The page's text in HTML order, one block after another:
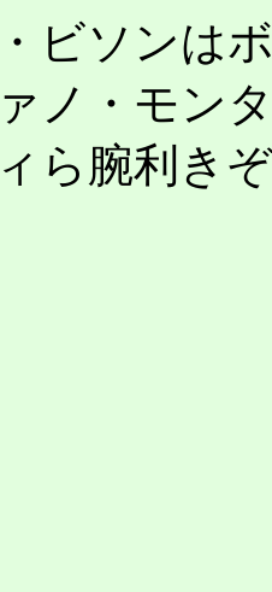
ビソンは
ノ・モン
ら腕利き